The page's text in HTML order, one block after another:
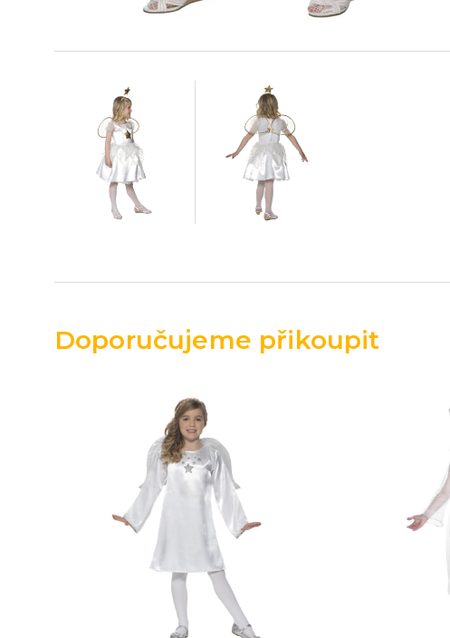
Doporučujeme přikoupit